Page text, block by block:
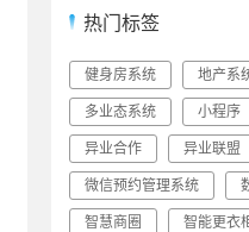
热门标签
健身房系统 地产系
多业态系统 小程序
异业合作 异业联盟
微信预约管理系统
智慧商圈 智能更衣